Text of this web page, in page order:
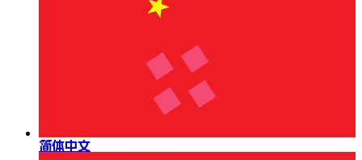
简体中文